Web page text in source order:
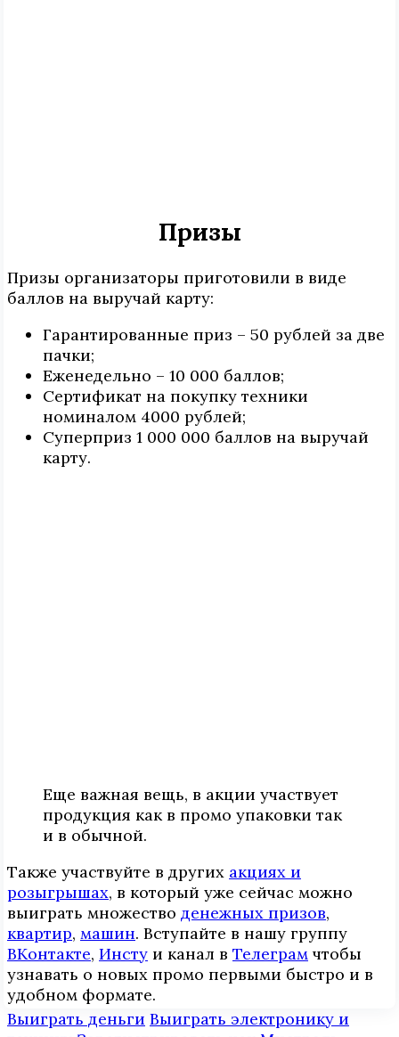
Призы
Призы организаторы приготовили в виде
баллов на выручай карту:
Гарантированные приз – 50 рублей за две
пачки;
Еженедельно – 10 000 баллов;
Сертификат на покупку техники
номиналом 4000 рублей;
Суперприз 1 000 000 баллов на выручай
карту.
Еще важная вещь, в акции участвует
продукция как в промо упаковки так
и в обычной.
Также участвуйте в других акциях и
розыгрышах, в который уже сейчас можно
выиграть множество денежных призов,
квартир, машин. Вступайте в нашу группу
ВКонтакте, Инcтy и канал в Телеграм чтобы
узнавать о новых промо первыми быстро и в
удобном формате.
Выиграть деньги Выиграть электронику и